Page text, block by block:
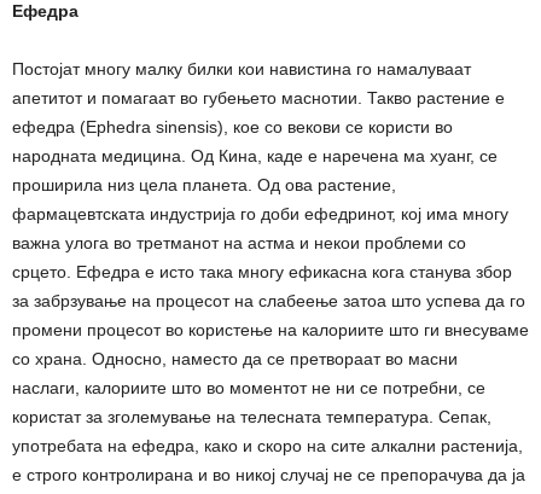
Ефедра
Постојат многу малку билки кои навистина го намалуваат
апетитот и помагаат во губењето маснотии. Такво растение е
ефедра (Ephedra sinensis), кое со векови се користи во
народната медицина. Од Кина, каде е наречена ма хуанг, се
проширила низ цела планета. Од ова растение,
фармацевтската индустрија го доби ефедринот, кој има многу
важна улога во третманот на астма и некои проблеми со
срцето. Ефедра е исто така многу ефикасна кога станува збор
за забрзување на процесот на слабеење затоа што успева да го
промени процесот во користење на калориите што ги внесуваме
со храна. Односно, наместо да се претвораат во масни
наслаги, калориите што во моментот не ни се потребни, се
користат за зголемување на телесната температура. Сепак,
употребата на ефедра, како и скоро на сите алкални растенија,
е строго контролирана и во никој случај не се препорачува да ја